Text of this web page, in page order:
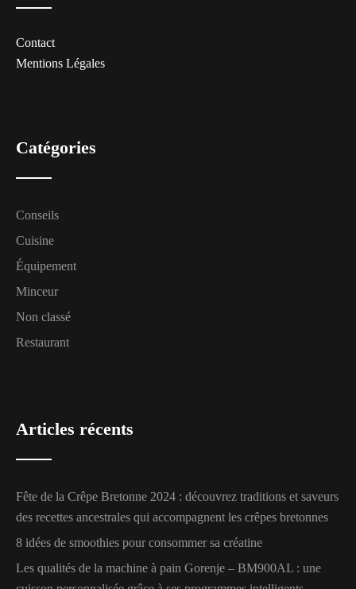
Contact
Mentions Légales
Catégories
Conseils
Cuisine
Équipement
Minceur
Non classé
Restaurant
Articles récents
Fête de la Crêpe Bretonne 2024 : découvrez traditions et saveurs
des recettes ancestrales qui accompagnent les crêpes bretonnes
8 idées de smoothies pour consommer sa créatine
Les qualités de la machine à pain Gorenje – BM900AL : une